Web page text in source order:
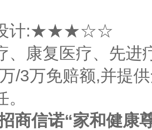
设计:★★★☆☆
、康复医疗、先进
/3万免赔额,并提
商信诺“家和健康